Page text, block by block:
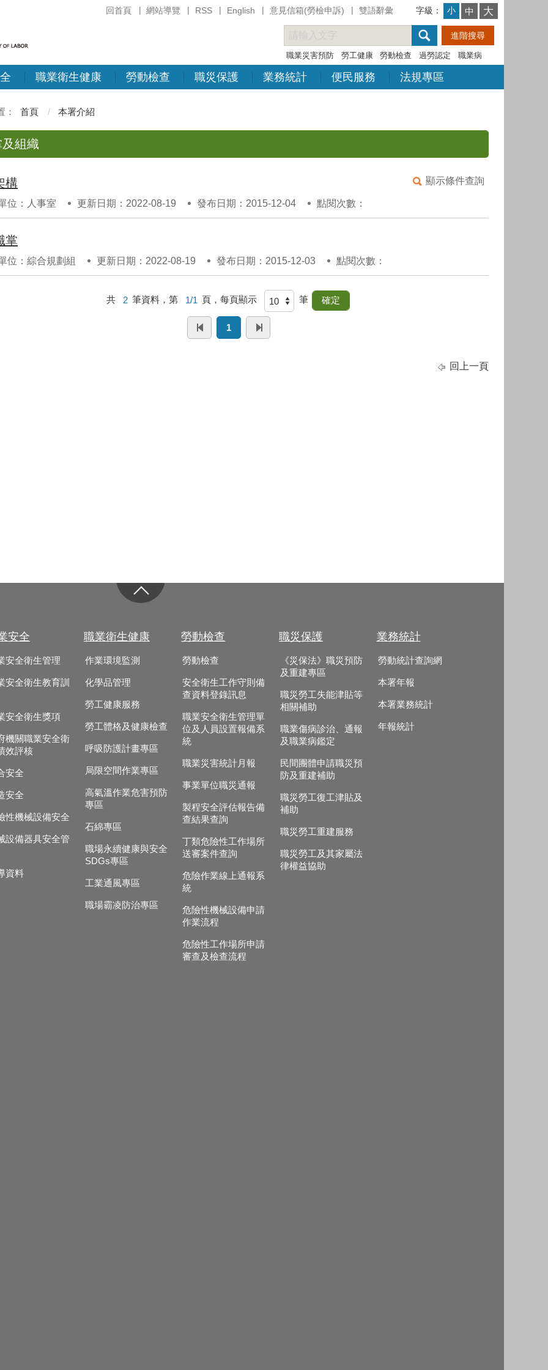
回首頁 網站導覽 RSS English 意見信箱(勞檢申訴) 雙語辭彙 字級： 小 中 大
職業災害預防 勞工健康 勞動檢查 過勞認定 職業病
職業衛生健康 勞動檢查 職災保護 業務統計 便民服務 法規專區
首頁 本署介紹
組織
顯示條件查詢
構
位：人事室 更新日期：2022-08-19 發布日期：2015-12-04 點閱次數：
掌
位：綜合規劃組 更新日期：2022-08-19 發布日期：2015-12-03 點閱次數：
共 2 筆資料，第 1/1 頁，每頁顯示 筆
1
回上一頁
安全
安全衛生管理
安全衛生教育訓
安全衛生獎項
機關職業安全衛
效評核
安全
安全
性機械設備安全
設備器具安全管
資料
職業衛生健康
作業環境監測
化學品管理
勞工健康服務
勞工體格及健康檢查
呼吸防護計畫專區
局限空間作業專區
高氣溫作業危害預防
專區
石綿專區
職場永續健康與安全
SDGs專區
工業通風專區
職場霸凌防治專區
勞動檢查
勞動檢查
安全衛生工作守則備
查資料登錄訊息
職業安全衛生管理單
位及人員設置報備系
統
職業災害統計月報
事業單位職災通報
製程安全評估報告備
查結果查詢
丁類危險性工作場所
送審案件查詢
危險作業線上通報系
統
危險性機械設備申請
作業流程
危險性工作場所申請
審查及檢查流程
職災保護
《災保法》職災預防
及重建專區
職災勞工失能津貼等
相關補助
職業傷病診治、通報
及職業病鑑定
民間團體申請職災預
防及重建補助
職災勞工復工津貼及
補助
職災勞工重建服務
職災勞工及其家屬法
律權益協助
業務統計
勞動統計查詢網
本署年報
本署業務統計
年報統計